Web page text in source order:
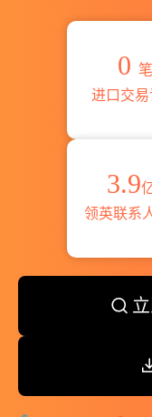
0 笔
进口交易
3.9
领英联系